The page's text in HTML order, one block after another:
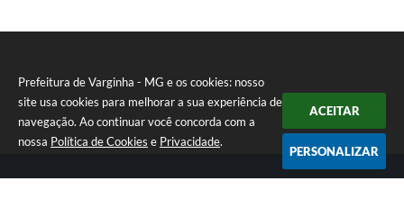
Prefeitura de Varginha - MG e os cookies: nosso
site usa cookies para melhorar a sua experiência de
navegação. Ao continuar você concorda com a
nossa Política de Cookies e Privacidade.
ACEITAR
PERSONALIZAR